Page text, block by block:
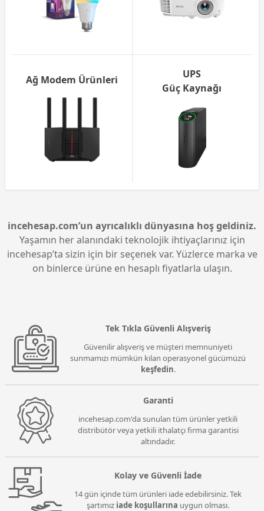
Ağ Modem Ürünleri
UPS
Güç Kaynağı
incehesap.com’un ayrıcalıklı dünyasına hoş geldiniz.
Yaşamın her alanındaki teknolojik ihtiyaçlarınız için
incehesap’ta sizin için bir seçenek var. Yüzlerce marka ve
on binlerce ürüne en hesaplı fiyatlarla ulaşın.
Tek Tıkla Güvenli Alışveriş
Güvenilir alışveriş ve müşteri memnuniyeti
sunmamızı mümkün kılan operasyonel gücümüzü
keşfedin.
Garanti
incehesap.com'da sunulan tüm ürünler yetkili
distribütör veya yetkili ithalatçı firma garantisi
altındadır.
Kolay ve Güvenli İade
14 gün içinde tüm ürünleri iade edebilirsiniz. Tek
şartımız iade koşullarına uygun olması.